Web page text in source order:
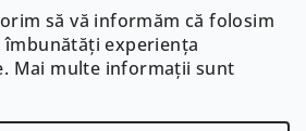
să vă informăm că folosim
experiența
Mai multe informații sunt
Instagram